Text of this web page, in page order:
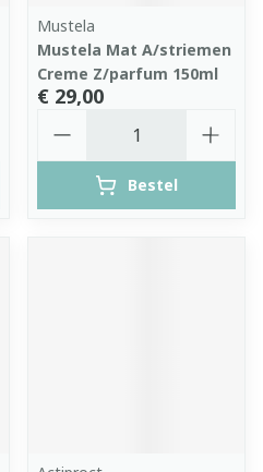
Mustela
Mustela Mat A/striemen
Creme Z/parfum 150ml
€ 29,00
Bestel